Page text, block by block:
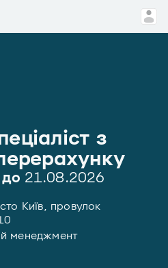
з
21.08.2026
Київ, провулок
менеджмент